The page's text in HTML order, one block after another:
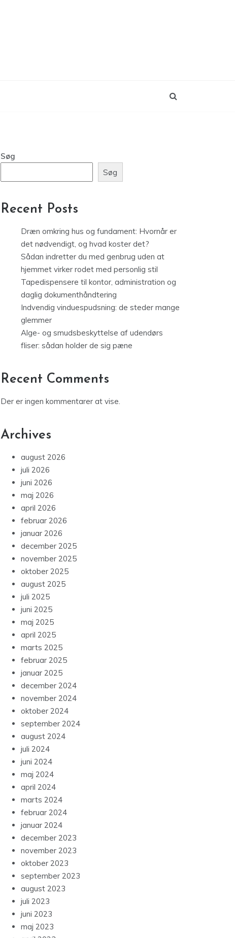
Søg
Søg
Recent Posts
Dræn omkring hus og fundament: Hvornår er
det nødvendigt, og hvad koster det?
Sådan indretter du med genbrug uden at
hjemmet virker rodet med personlig stil
Tapedispensere til kontor, administration og
daglig dokumenthåndtering
Indvendig vinduespudsning: de steder mange
glemmer
Alge- og smudsbeskyttelse af udendørs
fliser: sådan holder de sig pæne
Recent Comments
Der er ingen kommentarer at vise.
Archives
august 2026
juli 2026
juni 2026
maj 2026
april 2026
februar 2026
januar 2026
december 2025
november 2025
oktober 2025
august 2025
juli 2025
juni 2025
maj 2025
april 2025
marts 2025
februar 2025
januar 2025
december 2024
november 2024
oktober 2024
september 2024
august 2024
juli 2024
juni 2024
maj 2024
april 2024
marts 2024
februar 2024
januar 2024
december 2023
november 2023
oktober 2023
september 2023
august 2023
juli 2023
juni 2023
maj 2023